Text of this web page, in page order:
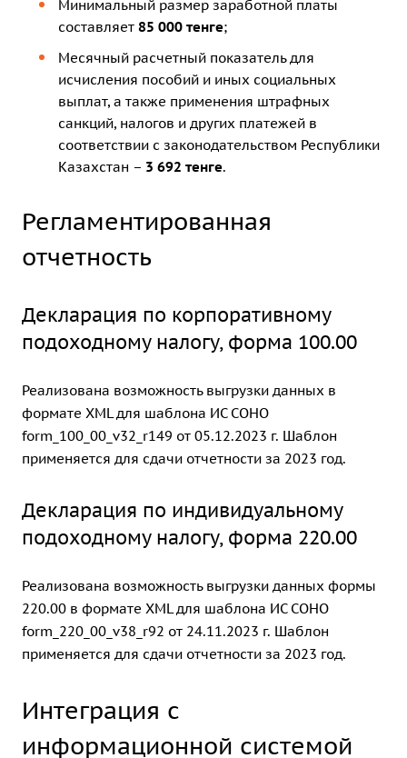
Минимальный размер заработной платы
составляет 85 000 тенге;
Месячный расчетный показатель для
исчисления пособий и иных социальных
выплат, а также применения штрафных
санкций, налогов и других платежей в
соответствии с законодательством Республики
Казахстан – 3 692 тенге.
Регламентированная
отчетность
Декларация по корпоративному
подоходному налогу, форма 100.00
Реализована возможность выгрузки данных в
формате XML для шаблона ИС СОНО
form_100_00_v32_r149 от 05.12.2023 г. Шаблон
применяется для сдачи отчетности за 2023 год.
Декларация по индивидуальному
подоходному налогу, форма 220.00
Реализована возможность выгрузки данных формы
220.00 в формате XML для шаблона ИС СОНО
form_220_00_v38_r92 от 24.11.2023 г. Шаблон
применяется для сдачи отчетности за 2023 год.
Интеграция с
информационной системой